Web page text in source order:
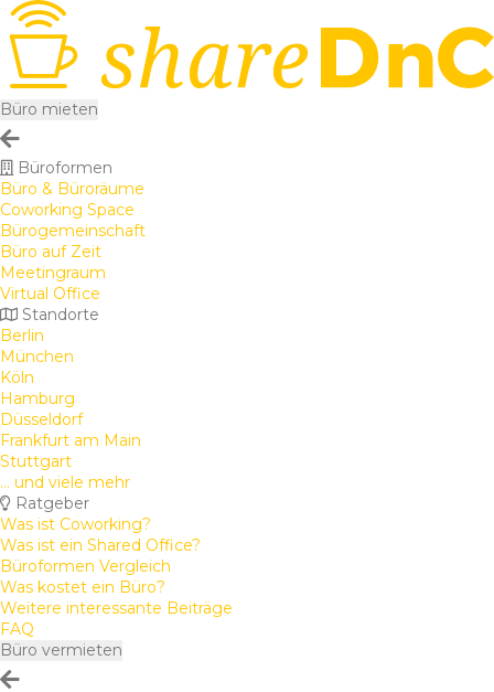
Büro mieten
Büroformen
Büro & Büroräume
Coworking Space
Bürogemeinschaft
Büro auf Zeit
Meetingraum
Virtual Office
Standorte
Berlin
München
Köln
Hamburg
Düsseldorf
Frankfurt am Main
Stuttgart
... und viele mehr
Ratgeber
Was ist Coworking?
Was ist ein Shared Office?
Büroformen Vergleich
Was kostet ein Büro?
Weitere interessante Beiträge
FAQ
Büro vermieten